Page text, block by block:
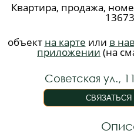
Квартира, продажа,
объект на карте или в
приложении (на
Советская ул.,